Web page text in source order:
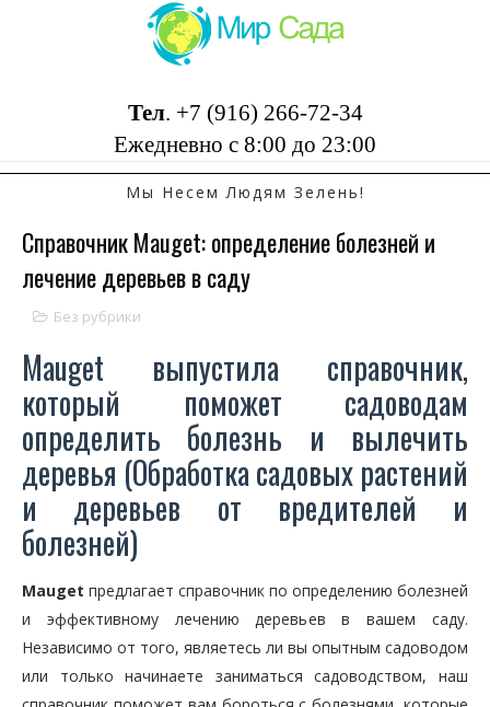
Тел. +7 (916) 266-72-34
Ежедневно с 8:00 до 23:00
Мы Несем Людям Зелень!
Справочник Mauget: определение болезней и
лечение деревьев в саду
Без рубрики
Mauget выпустила справочник,
который поможет садоводам
определить болезнь и вылечить
деревья (Обработка садовых растений
и деревьев от вредителей и
болезней)
Mauget предлагает справочник по определению болезней
и эффективному лечению деревьев в вашем саду.
Независимо от того, являетесь ли вы опытным садоводом
или только начинаете заниматься садоводством, наш